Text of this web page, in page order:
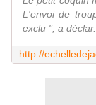
L'envoi de
exclu ", a déclar...